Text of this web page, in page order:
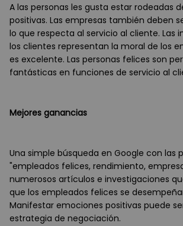
A las personas les gusta estar rodeadas
positivas. Las empresas también deben
lo que respecta al servicio al cliente. Las
los clientes representan la moral de los
es excelente. Las personas felices son
fantásticas en funciones de servicio al
Mejores ganancias
Una simple búsqueda en Google con las
"empleados felices, rendimiento,
numerosos artículos e investigaciones
que los empleados felices se
Manifestar emociones positivas puede
estrategia de negociación.